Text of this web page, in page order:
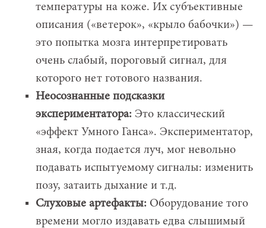
температуры на коже. Их субъективные
описания («ветерок», «крыло бабочки») —
это попытка мозга интерпретировать
очень слабый, пороговый сигнал, для
которого нет готового названия.
Неосознанные подсказки
экспериментатора: Это классический
«эффект Умного Ганса». Экспериментатор,
зная, когда подается луч, мог невольно
подавать испытуемому сигналы: изменить
позу, затаить дыхание и т.д.
Слуховые артефакты: Оборудование того
времени могло издавать едва слышимый